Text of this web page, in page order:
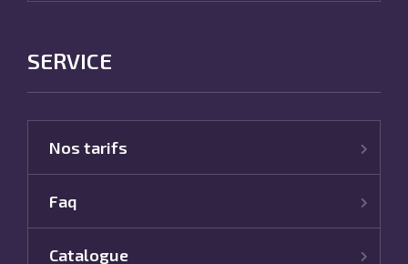
SERVICE
Nos tarifs
Faq
Catalogue